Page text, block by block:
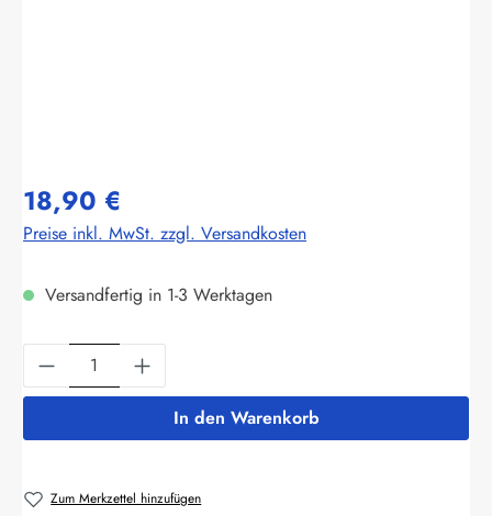
18,90 €
Preise inkl. MwSt. zzgl. Versandkosten
Versandfertig in 1-3 Werktagen
Produkt Anzahl: Gib den gewünschten
In den Warenkorb
Zum Merkzettel hinzufügen